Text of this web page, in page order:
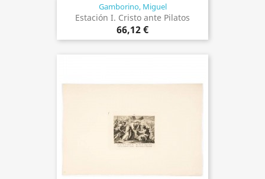
Gamborino, Miguel
Estación I. Cristo ante Pilatos
66,12 €